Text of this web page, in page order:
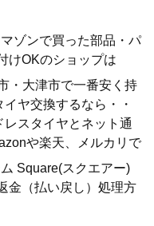
ゾンで買った部品・パ
けOKのショップは
・大津市で一番安く持
イヤ交換するなら・・
レスタイヤとネット通
や楽天、メルカリで
Square(スクエアー)
金（払い戻し）処理方